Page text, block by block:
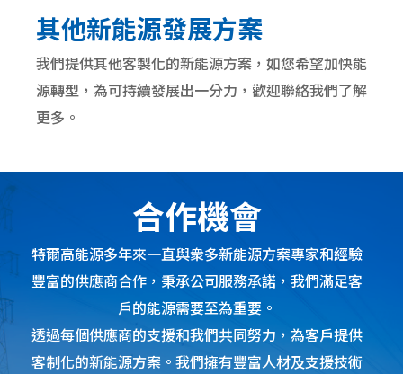
其他新能源發展方案
我們提供其他客製化的新能源方案， 如您希望加快能
源轉型，為可持續發展出一分力，歡迎聯絡我們了解
更多 。
合作機會
特爾高能源多年來一直與衆多新能源方案專家和經驗
豐富的供應商合作，秉承公司服務承諾，我們滿足客
戶的能源需要至為重要。
透過每個供應商的支援和我們共同努力，為客戶提供
客制化的新能源方案。我們擁有豐富人材及支援技術